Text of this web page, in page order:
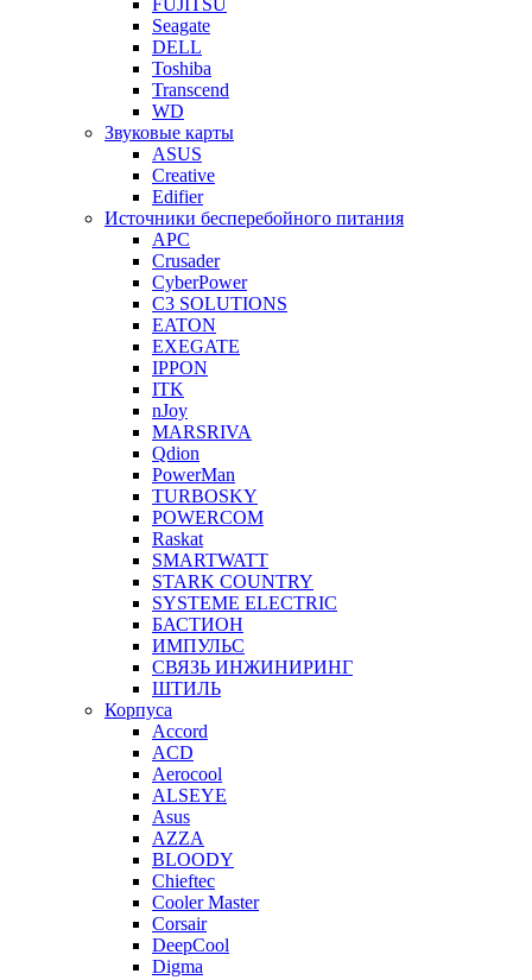
FUJITSU
Seagate
DELL
Toshiba
Transcend
WD
Звуковые карты
ASUS
Creative
Edifier
Источники бесперебойного питания
APC
Crusader
CyberPower
C3 SOLUTIONS
EATON
EXEGATE
IPPON
ITK
nJoy
MARSRIVA
Qdion
PowerMan
TURBOSKY
POWERCOM
Raskat
SMARTWATT
STARK COUNTRY
SYSTEME ELECTRIC
БАСТИОН
ИМПУЛЬС
СВЯЗЬ ИНЖИНИРИНГ
ШТИЛЬ
Корпуса
Accord
ACD
Aerocool
ALSEYE
Asus
AZZA
BLOODY
Chieftec
Cooler Master
Corsair
DeepCool
Digma